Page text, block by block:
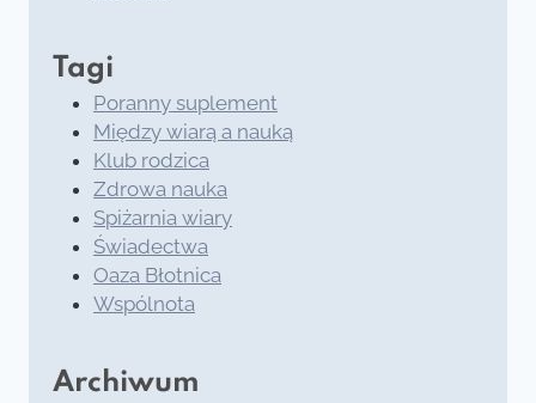
Tagi
Poranny suplement
Między wiarą a nauką
Klub rodzica
Zdrowa nauka
Spiżarnia wiary
Świadectwa
Oaza Błotnica
Wspólnota
Archiwum